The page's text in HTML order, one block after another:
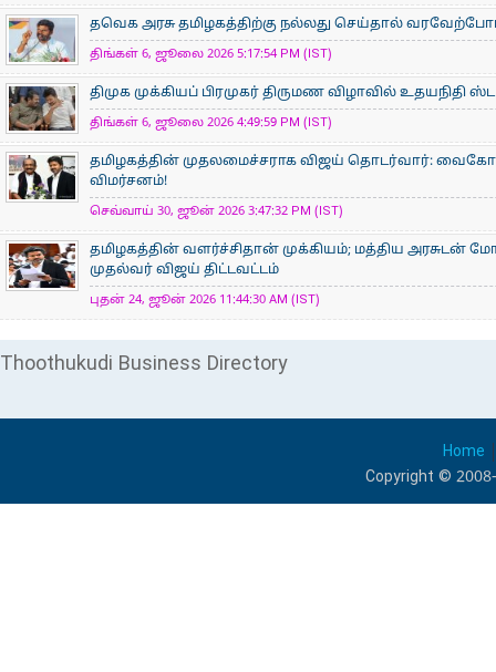
தவெக அரசு தமிழகத்திற்கு நல்லது செய்தால்
திங்கள் 6, ஜூலை 2026 5:17:54 PM (IST)
திமுக முக்கியப் பிரமுகர் திருமண விழாவில் உதயநிதி
திங்கள் 6, ஜூலை 2026 4:49:59 PM (IST)
தமிழகத்தின் முதலமைச்சராக விஜய் தொடர்வார்: வைகோ
விமர்சனம்!
செவ்வாய் 30, ஜூன் 2026 3:47:32 PM (IST)
தமிழகத்தின் வளர்ச்சிதான் முக்கியம்; மத்திய அரசுடன்
முதல்வர் விஜய் திட்டவட்டம்
புதன் 24, ஜூன் 2026 11:44:30 AM (IST)
Thoothukudi Business Directory
Home
Copyright ©